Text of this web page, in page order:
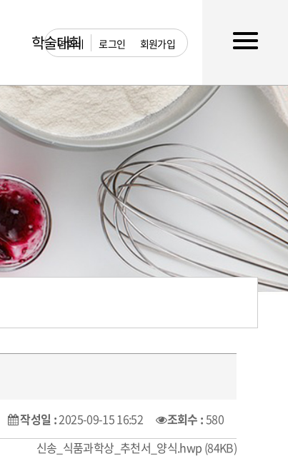
연회비 로그인 회원가입
학술대회
작성일 :2025-09-15 16:52 조회수 :580
신송_식품과학상_추천서_양식.hwp (84KB)